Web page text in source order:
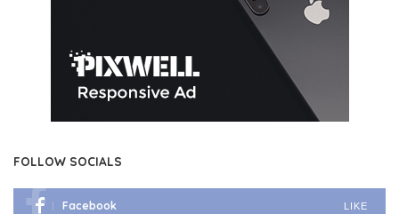
FOLLOW SOCIALS
Facebook LIKE